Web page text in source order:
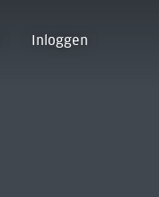
Inloggen